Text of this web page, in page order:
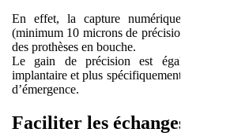
En effet, la capture numérique intra-
(minimum 10 microns de précision) et
des prothèses en bouche.
Le gain de précision est également
implantaire et plus spécifiquement lors de
d’émergence.
Faciliter les échanges avec